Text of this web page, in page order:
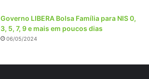
Governo LIBERA Bolsa Família para NIS 0,
3, 5, 7, 9 e mais em poucos dias
06/05/2024